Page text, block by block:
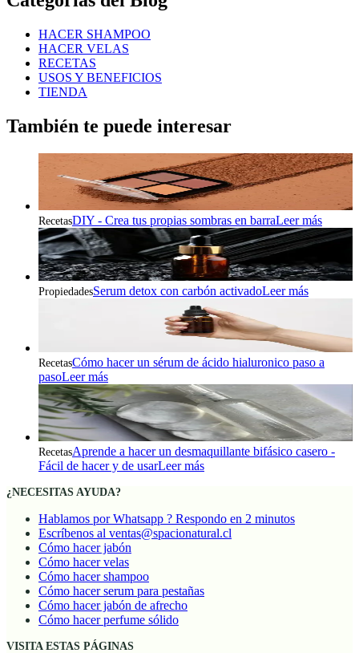
HACER SHAMPOO
HACER VELAS
RECETAS
USOS Y BENEFICIOS
TIENDA
También te puede interesar
RecetasDIY - Crea tus propias sombras en barraLeer más
PropiedadesSerum detox con carbón activadoLeer más
RecetasCómo hacer un sérum de ácido hialuronico paso a
pasoLeer más
RecetasAprende a hacer un desmaquillante bifásico casero -
Fácil de hacer y de usarLeer más
¿NECESITAS AYUDA?
Hablamos por Whatsapp ? Respondo en 2 minutos
Escríbenos al ventas@spacionatural.cl
Cómo hacer jabón
Cómo hacer velas
Cómo hacer shampoo
Cómo hacer serum para pestañas
Cómo hacer jabón de afrecho
Cómo hacer perfume sólido
VISITA ESTAS PÁGINAS